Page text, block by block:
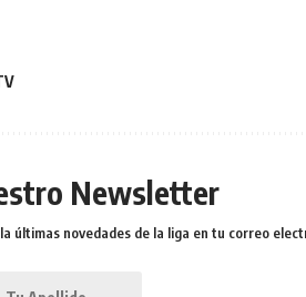
Newsletter
últimas novedades de la liga en tu correo